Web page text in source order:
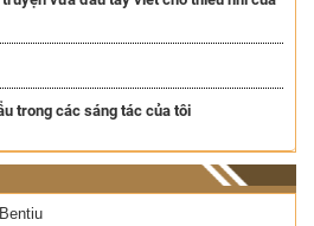
trong các sáng tác của tôi